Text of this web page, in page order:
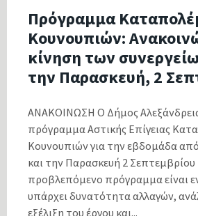
Πρόγραμμα
Κουνουπιών:
κίνηση των
την Παρασκευή, 2
ΑΝΑΚΟΙΝΩΣΗ Ο Δήμος
πρόγραμμα Αστικής Επίγειας
Κουνουπιών για την εβδομάδα
και την Παρασκευή 2 Σεπτεμβρίου
προβλεπόμενο πρόγραμμα είναι
υπάρχει δυνατότητα αλλαγών,
εξέλιξη του έργου και...